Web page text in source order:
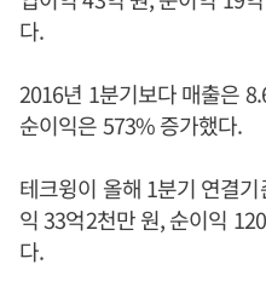
다.
2016년 1분기보다 매출은
순이익은 573% 증가했다.
테크윙이 올해 1분기 연결
익 33억2천만 원, 순이익
다.